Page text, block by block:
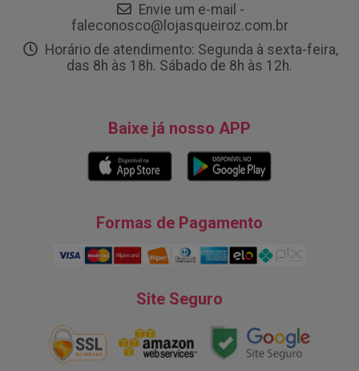
Envie um e-mail -
faleconosco@lojasqueiroz.com.br
Horário de atendimento: Segunda à sexta-feira,
das 8h às 18h. Sábado de 8h às 12h.
Baixe já nosso APP
Formas de Pagamento
Site Seguro